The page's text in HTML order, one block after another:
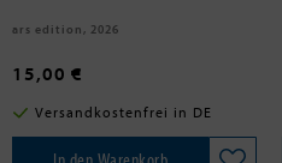
ars edition, 2026
15,00 €
Versandkostenfrei in DE